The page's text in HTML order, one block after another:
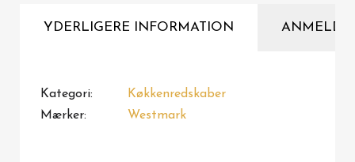
YDERLIGERE INFORMATION
Kategori
Køkkenredskaber
Mærker
Westmark